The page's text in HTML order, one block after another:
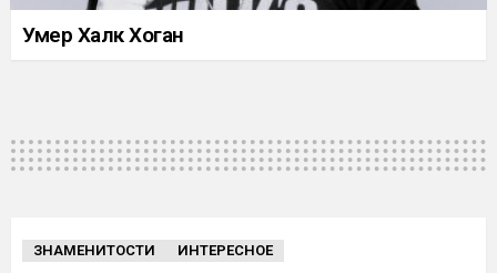
Умер Халк Хоган
ЗНАМЕНИТОСТИ ИНТЕРЕСНОЕ